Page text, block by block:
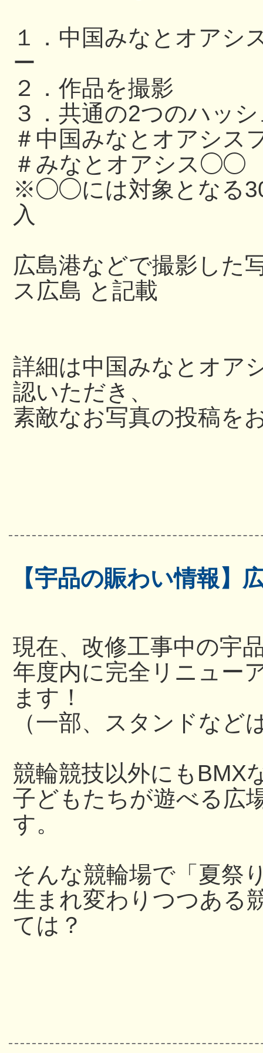
１．中国みなとオアシ
ー
２．作品を撮影
３．共通の2つのハッ
＃中国みなとオアシス
＃みなとオアシス◯◯
※◯◯には対象となる
入
広島港などで撮影した
ス広島 と記載
詳細は中国みなとオア
認いただき、
素敵なお写真の投稿を
【宇品の賑わい情報】
現在、改修工事中の宇
年度内に完全リニュー
ます！
（一部、スタンドなど
競輪競技以外にもBMX
子どもたちが遊べる広
す。
そんな競輪場で「夏祭
生まれ変わりつつある
ては？